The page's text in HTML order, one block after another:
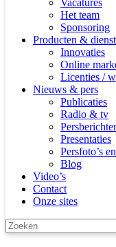
Vacatures
Het team
Sponsoring
Producten &
Innovaties
Online
Licenties /
Nieuws & pers
Publicaties
Radio & tv
Presentaties
Persfoto’s
Blog
Video’s
Contact
Onze sites